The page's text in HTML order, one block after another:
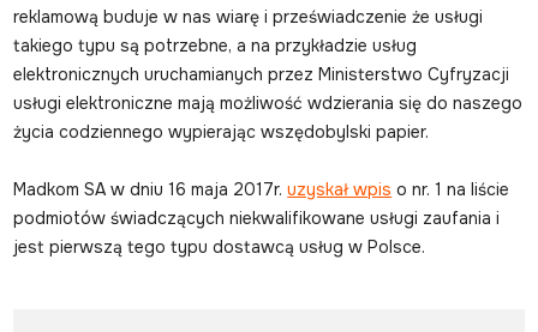
reklamową buduje w nas wiarę i przeświadczenie że usługi
takiego typu są potrzebne, a na przykładzie usług
elektronicznych uruchamianych przez Ministerstwo Cyfryzacji
usługi elektroniczne mają możliwość wdzierania się do naszego
życia codziennego wypierając wszędobylski papier.
Madkom SA w dniu 16 maja 2017r.uzyskał wpis o nr. 1 na liście
podmiotów świadczących niekwalifikowane usługi zaufania i
jest pierwszą tego typu dostawcą usług w Polsce.